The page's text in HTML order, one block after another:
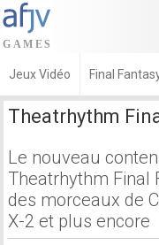
Jeux Vidéo Final
Theatrhythm
Le nouveau
Theatrhythm Final
des morceaux de
X-2 et plus encore